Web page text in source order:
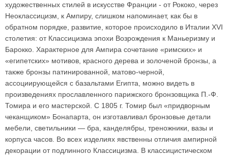
художественных стилей в искусстве Франции - от Рококо, через
Неоклассицизм, к Ампиру, слишком напоминает, как бы в
обратном порядке, развитие, которое происходило в Италии XVI
столетия: от Классицизма эпохи Возрождения к Маньеризму и
Барокко. Характерное для Ампира сочетание «римских» и
«египетских» мотивов, красного дерева и золоченой бронзы, а
также бронзы патинированной, матово-черной,
ассоциирующейся с базальтами Египта, можно видеть в
произведениях прославленного парижского бронзовщика П.-Ф.
Томира и его мастерской. С 1805 г. Томир был «придворным
чеканщиком» Бонапарта, он изготавливал бронзовые детали
мебели, светильники — бра, канделябры, треножники, вазы и
корпуса часов. Во всех изделиях явственны отличия ампирной
декорации от подлинного Классицизма. В классицистическом